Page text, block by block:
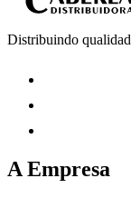
Distribuindo
A Empresa